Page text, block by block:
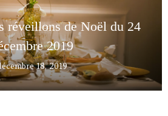
réveillons de Noël du 24
2019
18, 2019